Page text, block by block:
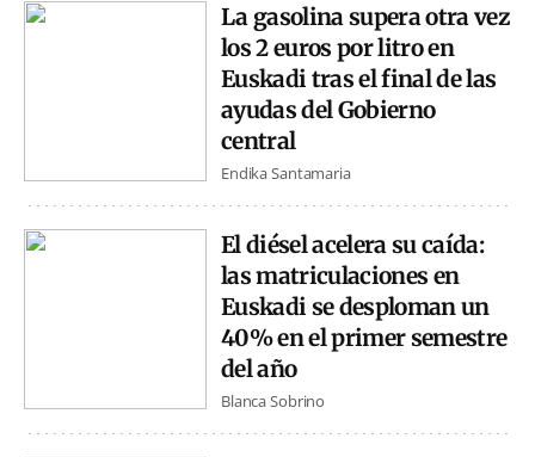
La gasolina supera otra vez
los 2 euros por litro en
Euskadi tras el final de las
ayudas del Gobierno
central
Endika Santamaria
El diésel acelera su caída:
las matriculaciones en
Euskadi se desploman un
40% en el primer semestre
del año
Blanca Sobrino